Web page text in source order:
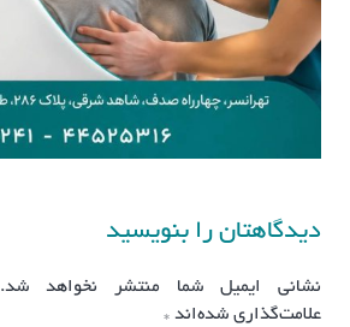
دیدگاهتان را بنویسید
نشانی ایمیل شما منتشر نخواهد شد.
علامت‌گذاری شده‌اند *